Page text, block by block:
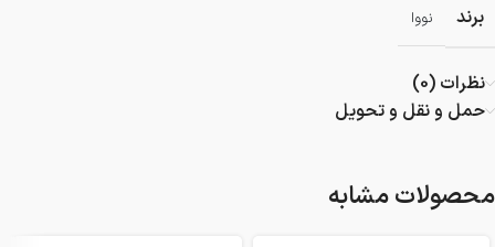
برند نووا
نظرات (0)
حمل و نقل و تحویل
محصولات مشابه